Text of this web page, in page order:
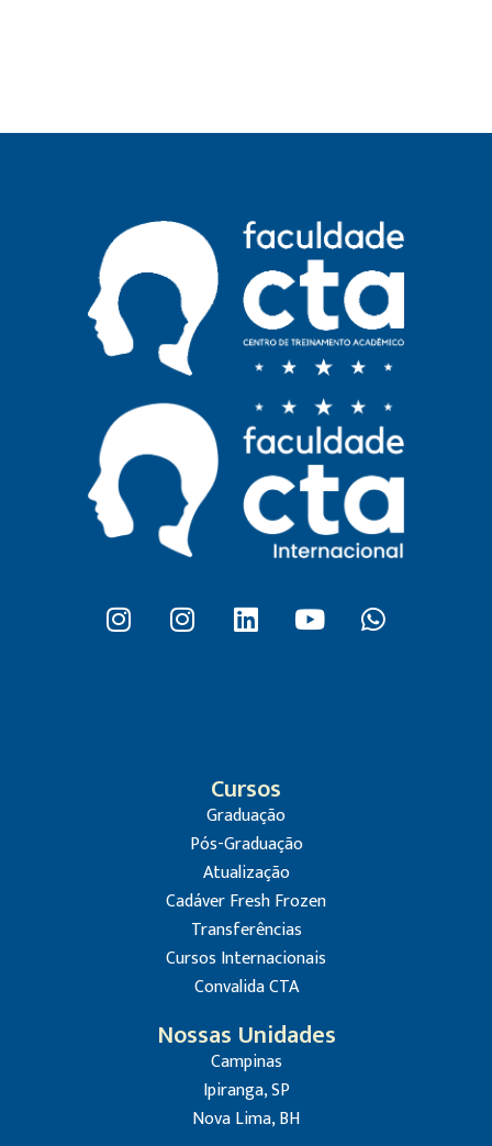
Cursos
Graduação
Pós-Graduação
Atualização
Cadáver Fresh Frozen
Transferências
Cursos Internacionais
Convalida CTA
Nossas Unidades
Campinas
Ipiranga, SP
Nova Lima, BH